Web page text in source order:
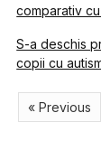
comparativ
S-a deschis
copii cu
« Previous